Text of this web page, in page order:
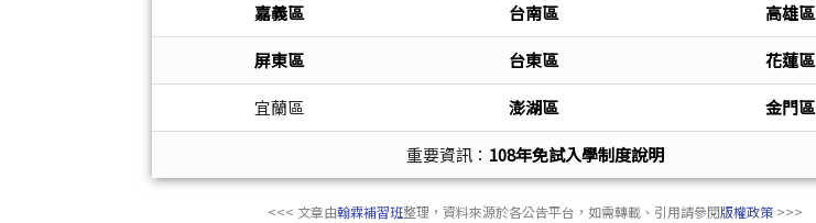
嘉義區 台南區 高雄區
屏東區 台東區 花蓮區
宜蘭區 澎湖區 金門區
重要資訊： 108年免試入學制度說明
<<< 文章由翰霖補習班整理，資料來源於各公告平台，如需轉載、引用請參閱版權政策 >>>